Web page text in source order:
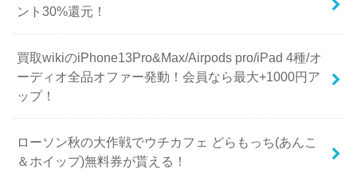
ント30%還元！
買取wikiのiPhone13Pro&Max/Airpods pro/iPad 4種/オ
ーディオ全品オファー発動！会員なら最大+1000円ア
ップ！
ローソン秋の大作戦でウチカフェ どらもっち(あんこ
＆ホイップ)無料券が貰える！